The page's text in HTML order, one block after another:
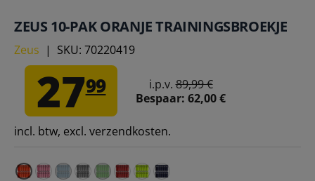
ZEUS 10-PAK ORANJE TRAININGSBROEKJE
Zeus | SKU: 70220419
2799 i.p.v.89,99 €
Bespaar: 62,00 €
incl. btw, excl. verzendkosten.